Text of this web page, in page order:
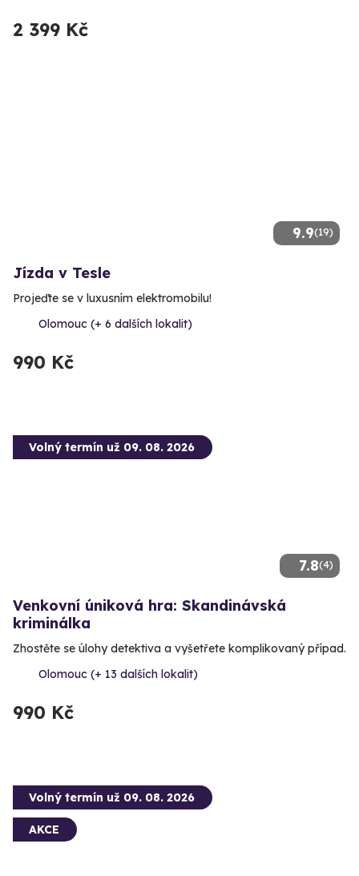
2 399 Kč
9.9(19)
Jízda v Tesle
Projeďte se v luxusním elektromobilu!
Olomouc (+ 6 dalších lokalit)
990 Kč
7.8(4)
Volný termín už 09. 08. 2026
Venkovní úniková hra: Skandinávská
kriminálka
Zhostěte se úlohy detektiva a vyšetřete komplikovaný případ.
Olomouc (+ 13 dalších lokalit)
990 Kč
Volný termín už 09. 08. 2026
AKCE